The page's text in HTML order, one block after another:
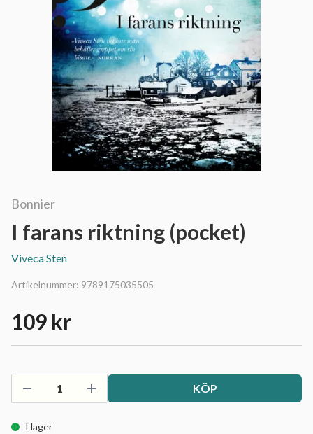
Bonnier
I farans riktning (pocket)
Viveca Sten
Artikelnummer: 9789175035505
109 kr
KÖP
I lager